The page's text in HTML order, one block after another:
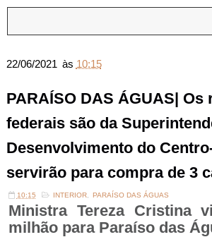
22/06/2021 às 10:15
PARAÍSO DAS ÁGUAS| Os
federais são da
Desenvolvimento do
servirão para compra de 3
10:15 INTERIOR, PARAÍSO DAS ÁGUAS
Ministra Tereza Cristina
milhão para Paraíso das